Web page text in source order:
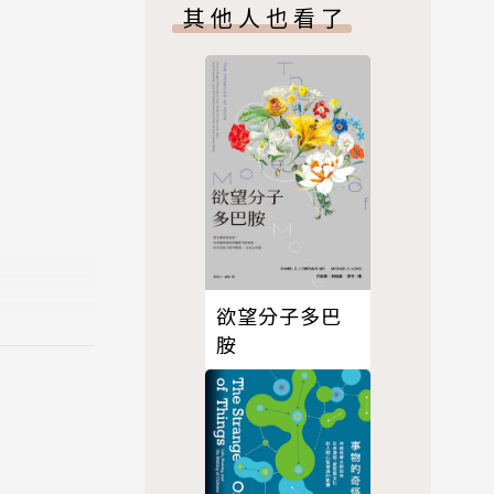
其他人也看了
欲望分子多巴
胺